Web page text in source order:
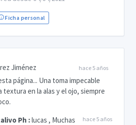
Ficha personal
hace 5 años
Jiménez
página... Una toma impecable
textura en la alas y el ojo, siempre
Ph : hace 5 años
lucas , Muchas